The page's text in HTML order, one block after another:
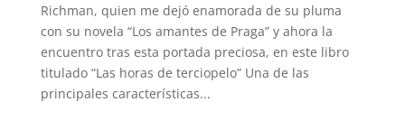
Richman, quien me dejó enamorada de su pluma
con su novela “Los amantes de Praga” y ahora la
encuentro tras esta portada preciosa, en este libro
titulado “Las horas de terciopelo” Una de las
principales características...